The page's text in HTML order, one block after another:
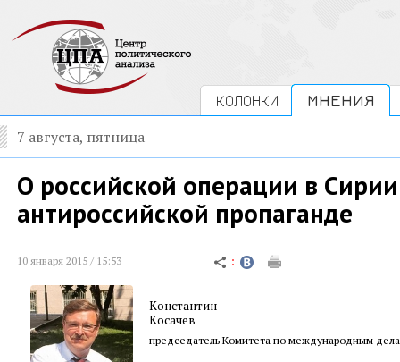
КОЛОНКИ МНЕНИЯ
7 августа, пятница
О российской операции в
антироссийской пропаганде
10 января 2015 / 15:53
Константин
Косачев
председатель Комитета по международным